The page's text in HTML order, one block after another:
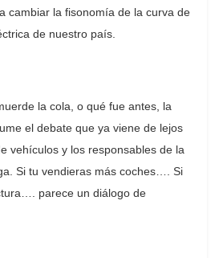
cambiar la fisonomía de la curva de
de nuestro país.
la cola, o qué fue antes, la
el debate que ya viene de lejos
vehículos y los responsables de la
Si tu vendieras más coches…. Si
parece un diálogo de